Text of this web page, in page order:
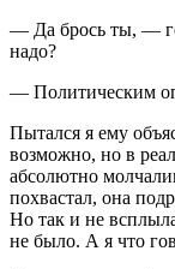
— Да брось ты, —
надо?
— Политическим
Пытался я ему
возможно, но в
абсолютно
похвастал, она
Но так и не
не было. А я что